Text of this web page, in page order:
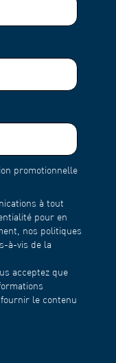
promotionnelle
à tout
pour en
nos politiques
à-vis de la
acceptez que
le contenu